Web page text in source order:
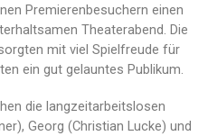
Premierenbesuchern einen
Theaterabend. Die
mit viel Spielfreude für
ein gut gelauntes Publikum.
die langzeitarbeitslosen
Georg (Christian Lucke) und